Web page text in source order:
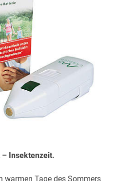
Insektenzeit.
warmen Tage des Sommers